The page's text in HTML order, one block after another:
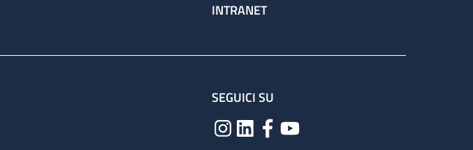
INTRANET
SEGUICI SU